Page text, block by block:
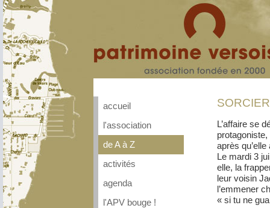
accueil
l'association
de A à Z
activités
agenda
l'APV bouge !
L’affaire se
après
Le mardi 3
elle, la
leur voisin
l’emmener
« si tu ne